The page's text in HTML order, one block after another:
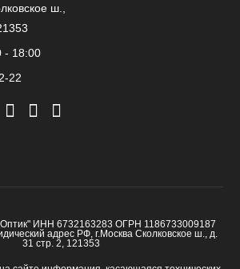
ш.,
- 18:00
22
ИНН 6732163283 ОГРН 1186733009187
адрес РФ, г.Москва Сколковское ш., д.
31 стр. 2, 121353